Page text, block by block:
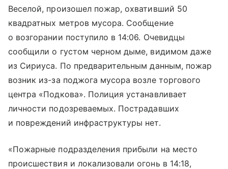
Веселой, произошел пожар, охвативший 50
квадратных метров мусора. Сообщение
о возгорании поступило в 14:06. Очевидцы
сообщили о густом черном дыме, видимом даже
из Сириуса. По предварительным данным, пожар
возник из-за поджога мусора возле торгового
центра «Подкова». Полиция устанавливает
личности подозреваемых. Пострадавших
и повреждений инфраструктуры нет.
«Пожарные подразделения прибыли на место
происшествия и локализовали огонь в 14:18,